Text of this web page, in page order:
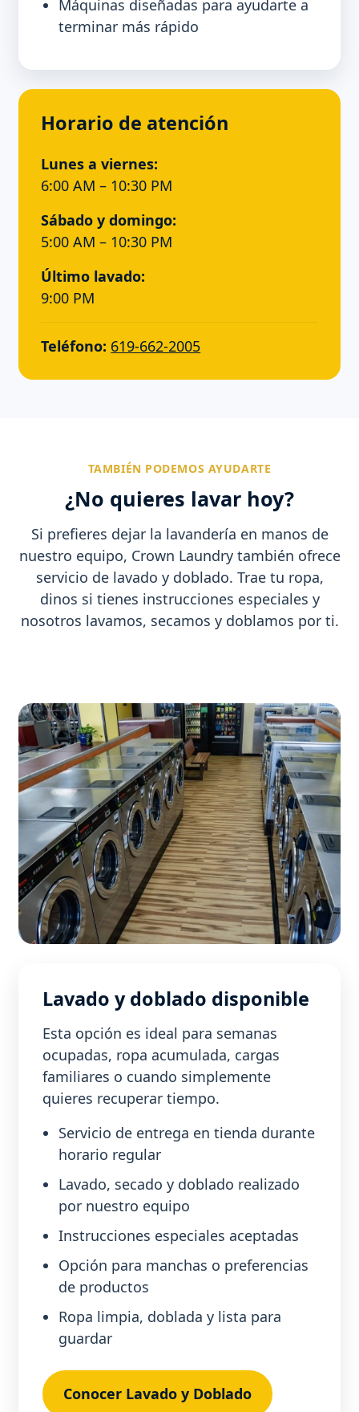
Máquinas diseñadas para ayudarte a
terminar más rápido
Horario de atención
Lunes a viernes:
6:00 AM – 10:30 PM
Sábado y domingo:
5:00 AM – 10:30 PM
Último lavado:
9:00 PM
Teléfono: 619-662-2005
TAMBIÉN PODEMOS AYUDARTE
¿No quieres lavar hoy?
Si prefieres dejar la lavandería en manos de
nuestro equipo, Crown Laundry también ofrece
servicio de lavado y doblado. Trae tu ropa,
dinos si tienes instrucciones especiales y
nosotros lavamos, secamos y doblamos por ti.
Lavado y doblado disponible
Esta opción es ideal para semanas
ocupadas, ropa acumulada, cargas
familiares o cuando simplemente
quieres recuperar tiempo.
Servicio de entrega en tienda durante
horario regular
Lavado, secado y doblado realizado
por nuestro equipo
Instrucciones especiales aceptadas
Opción para manchas o preferencias
de productos
Ropa limpia, doblada y lista para
guardar
Conocer Lavado y Doblado